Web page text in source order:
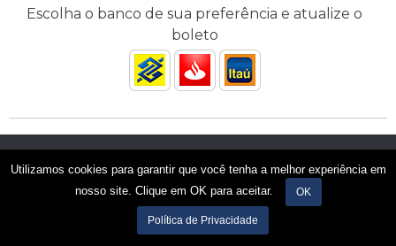
Utilizamos cookies para garantir que você tenha a melhor experiência em
nosso site. Clique em OK para aceitar.
OK
Política de Privacidade
Escolha o banco de sua preferência e atualize o
boleto
A Incofios é credenciada ao BNDES
experiência em nosso site. Se você continua a usar este site,
assumimos que você está satisfeito.
Política de privacidade